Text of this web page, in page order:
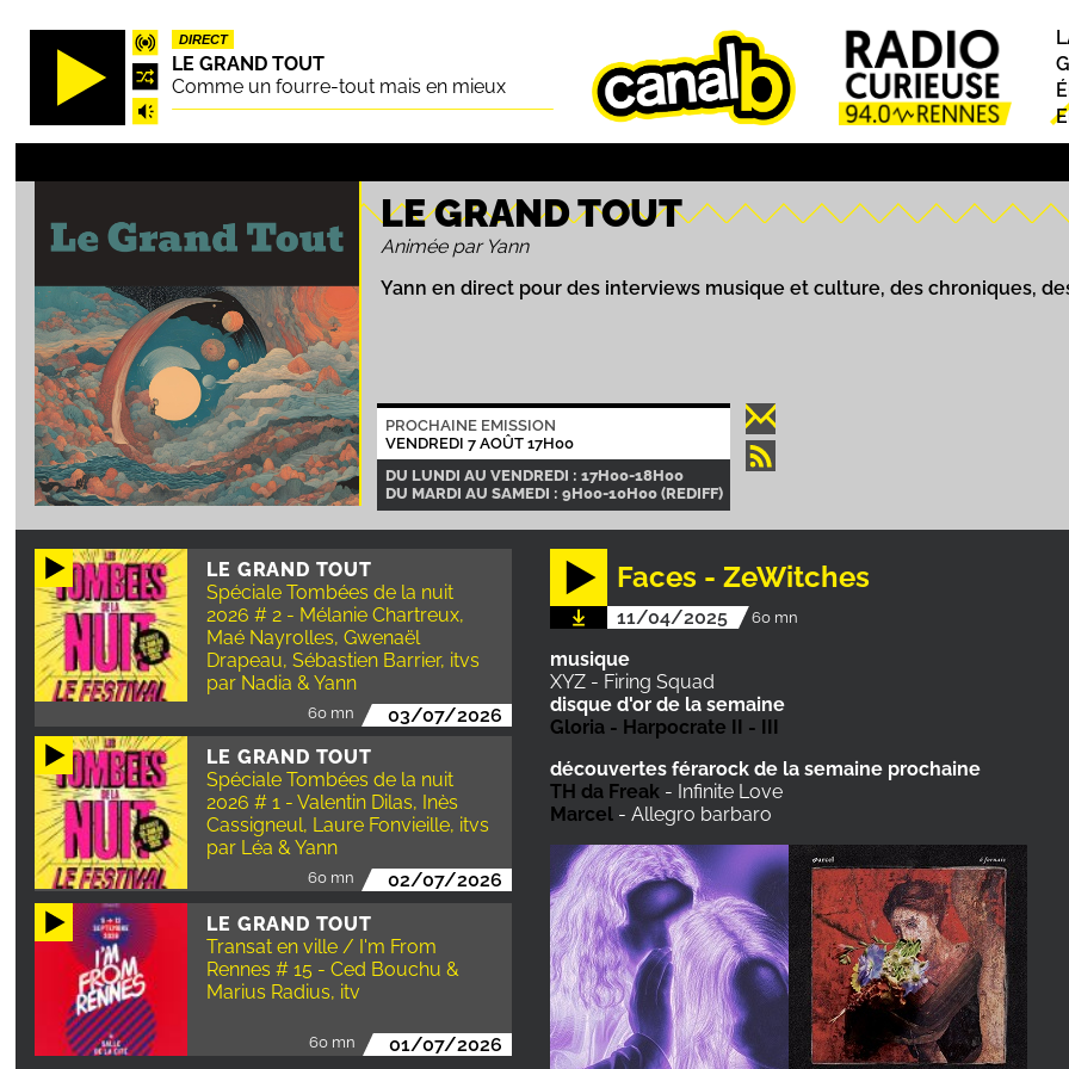
Aller
principal
DIRECT
LE GRAND TOUT
Comme un fourre-tout mais en mieux
LE GRAND TOUT
Animée par Yann
Yann en direct pour des interviews musique et culture, des chroniques,
PROCHAINE EMISSION
VENDREDI 7 AOÛT 17H00
DU LUNDI AU VENDREDI : 17H00-18H00
DU MARDI AU SAMEDI : 9H00-10H00 (REDIFF)
LE GRAND TOUT
Spéciale Tombées de la nuit
2026 # 2 - Mélanie Chartreux,
Maé Nayrolles, Gwenaël
Drapeau, Sébastien Barrier, itvs
par Nadia & Yann
60 mn
03/07/2026
LE GRAND TOUT
Spéciale Tombées de la nuit
2026 # 1 - Valentin Dilas, Inès
Cassigneul, Laure Fonvieille, itvs
par Léa & Yann
60 mn
02/07/2026
LE GRAND TOUT
Transat en ville / I'm From
Rennes # 15 - Ced Bouchu &
Marius Radius, itv
60 mn 01/07/2026
Faces - ZeWitches
11/04/2025 60 mn
musique
XYZ - Firing Squad
disque d'or de la semaine
Gloria - Harpocrate II - III
découvertes férarock de la semaine prochaine
TH da Freak - Infinite Love
Marcel - Allegro barbaro